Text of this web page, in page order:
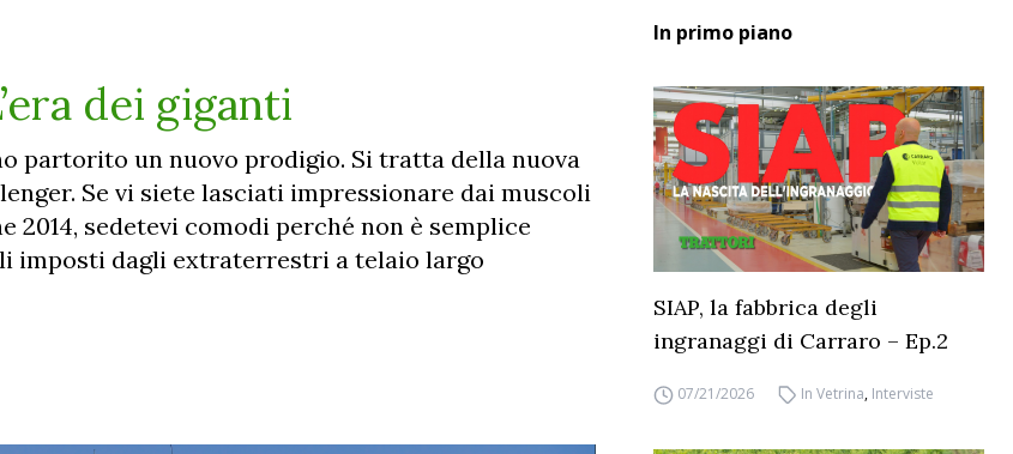
dei giganti
partorito un nuovo prodigio. Si tratta della nuova
Se vi siete lasciati impressionare dai muscoli
2014, sedetevi comodi perché non è semplice
imposti dagli extraterrestri a telaio largo
In primo piano
SIAP, la fabbrica degli
ingranaggi di Carraro – Ep.2
07/21/2026 In Vetrina, Interviste